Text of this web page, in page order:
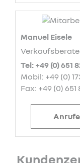
Manuel Eisele
Tel: +49 (0) 651
Mobil: +49 (0)
Fax: +49 (0)